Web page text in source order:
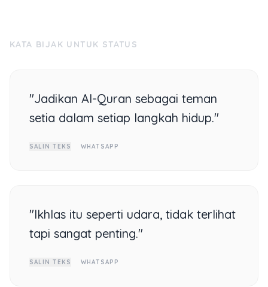
KATA BIJAK UNTUK STATUS
"Jadikan Al-Quran sebagai teman
setia dalam setiap langkah hidup."
SALIN TEKS WHATSAPP
"Ikhlas itu seperti udara, tidak terlihat
tapi sangat penting."
SALIN TEKS WHATSAPP